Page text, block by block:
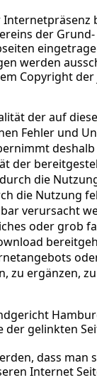
der
werden
Copyright der
der auf
Fehler und
der
die
die Nutzung
verursacht
oder grob
zu ergänzen,
der gelinkten
dass man
Internet